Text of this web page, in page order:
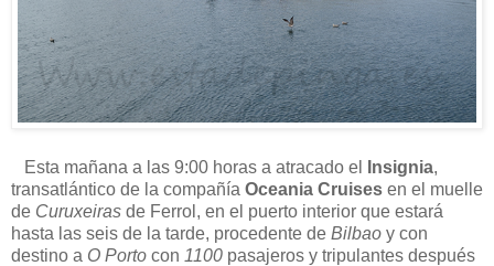
Esta mañana a las 9:00 horas a atracado el Insignia,
transatlántico de la compañía Oceania Cruises en el muelle
de Curuxeiras de Ferrol, en el puerto interior que estará
hasta las seis de la tarde, procedente de Bilbao y con
destino a O Porto con 1100 pasajeros y tripulantes después